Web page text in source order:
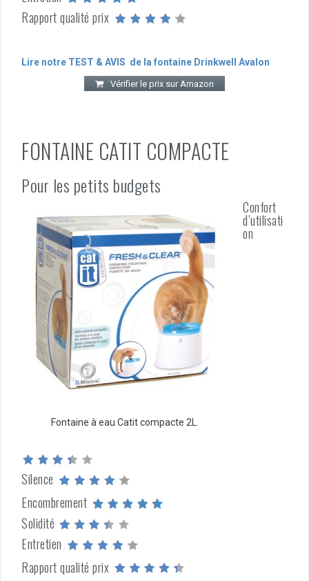
Rapport qualité prix
Lire notre TEST & AVIS de la fontaine Drinkwell Avalon
Vérifier le prix sur Amazon
FONTAINE CATIT COMPACTE
Pour les petits budgets
Fontaine à eau Catit compacte 2L.
Confort
d’utilisati
on
Silence
Encombrement
Solidité
Entretien
Rapport qualité prix